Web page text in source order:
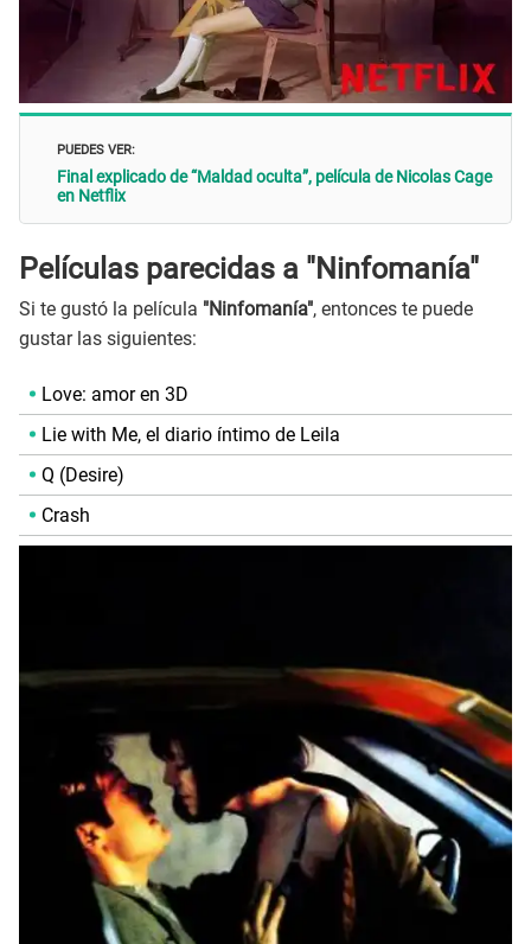
PUEDES VER:
Final explicado de “Maldad oculta”, película de Nicolas Cage
en Netflix
Películas parecidas a "Ninfomanía"
Si te gustó la película "Ninfomanía", entonces te puede
gustar las siguientes:
Love: amor en 3D
Lie with Me, el diario íntimo de Leila
Q (Desire)
Crash